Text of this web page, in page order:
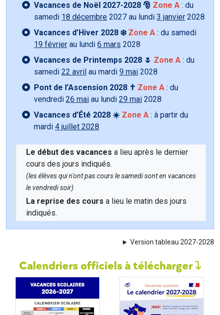
Vacances de Noël 2027-2028 🎅 Zone A : du
samedi 18 décembre 2027 au lundi 3 janvier 2028
Vacances d’Hiver 2028 ❄️ Zone A : du samedi
19 février au lundi 6 mars 2028
Vacances de Printemps 2028 🌷 Zone A : du
samedi 22 avril au mardi 9 mai 2028
Pont de l’Ascension 2028 ✝️ Zone A : du
vendredi 26 mai au lundi 29 mai 2028
Vacances d’Été 2028 ☀️ Zone A : à partir du
mardi 4 juillet 2028
Le début des vacances a lieu après le dernier
cours des jours indiqués.
(les élèves qui n'ont pas cours le samedi sont en vacances
le vendredi soir)
La reprise des cours a lieu le matin des jours
indiqués.
Version tableau 2027-2028
Calendriers officiels à télécharger